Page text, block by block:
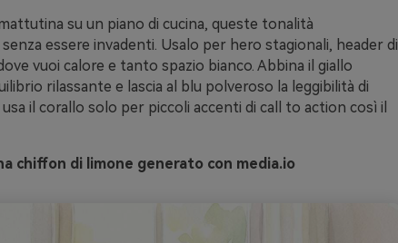
su un piano di cucina, queste tonalità
essere invadenti. Usalo per hero stagionali, header di
vuoi calore e tanto spazio bianco. Abbina il giallo
rilassante e lascia al blu polveroso la leggibilità di
il corallo solo per piccoli accenti di call to action così il
chiffon di limone generato con media.io